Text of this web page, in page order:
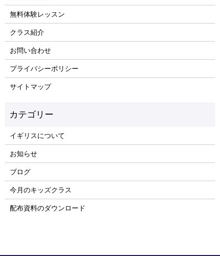
無料体験レッスン
クラス紹介
お問い合わせ
プライバシーポリシー
サイトマップ
イギリスについて
お知らせ
ブログ
今月のキッズクラス
配布資料のダウンロード